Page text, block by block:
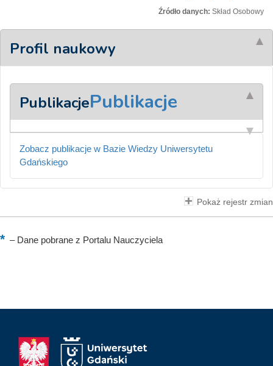
Źródło danych: Skład Osobowy
Profil naukowy
PublikacjePublikacje
Zobacz publikacje w Bazie Wiedzy Uniwersytetu
Gdańskiego
Pokaż rejestr zmian
–Dane pobrane z Portalu Nauczyciela